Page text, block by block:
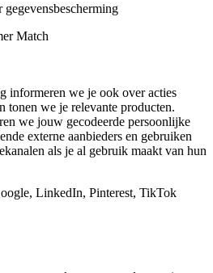
Match
informeren we je ook over acties
tonen we je relevante producten.
we jouw gecodeerde persoonlijke
externe aanbieders en gebruiken
als je al gebruik maakt van hun
LinkedIn, Pinterest, TikTok